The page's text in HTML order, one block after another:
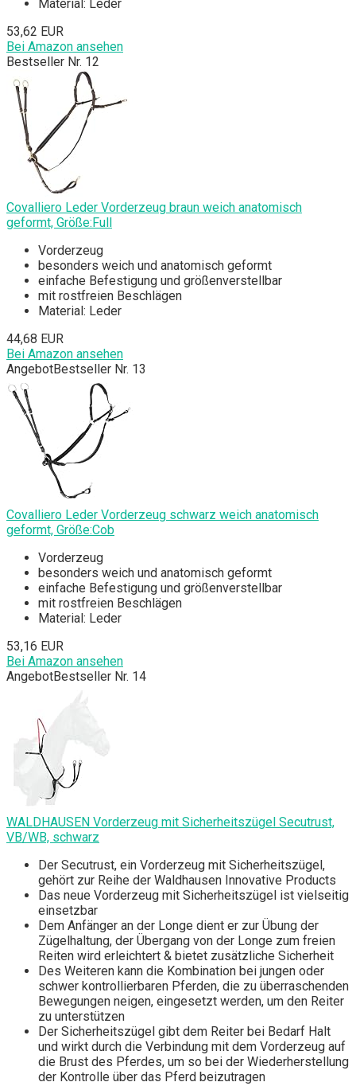
Material: Leder
53,62 EUR
Bei Amazon ansehen
Bestseller Nr. 12
Covalliero Leder Vorderzeug braun weich anatomisch
geformt, Größe:Full
Vorderzeug
besonders weich und anatomisch geformt
einfache Befestigung und größenverstellbar
mit rostfreien Beschlägen
Material: Leder
44,68 EUR
Bei Amazon ansehen
AngebotBestseller Nr. 13
Covalliero Leder Vorderzeug schwarz weich anatomisch
geformt, Größe:Cob
Vorderzeug
besonders weich und anatomisch geformt
einfache Befestigung und größenverstellbar
mit rostfreien Beschlägen
Material: Leder
53,16 EUR
Bei Amazon ansehen
AngebotBestseller Nr. 14
WALDHAUSEN Vorderzeug mit Sicherheitszügel Secutrust,
VB/WB, schwarz
Der Secutrust, ein Vorderzeug mit Sicherheitszügel,
gehört zur Reihe der Waldhausen Innovative Products
Das neue Vorderzeug mit Sicherheitszügel ist vielseitig
einsetzbar
Dem Anfänger an der Longe dient er zur Übung der
Zügelhaltung, der Übergang von der Longe zum freien
Reiten wird erleichtert & bietet zusätzliche Sicherheit
Des Weiteren kann die Kombination bei jungen oder
schwer kontrollierbaren Pferden, die zu überraschenden
Bewegungen neigen, eingesetzt werden, um den Reiter
zu unterstützen
Der Sicherheitszügel gibt dem Reiter bei Bedarf Halt
und wirkt durch die Verbindung mit dem Vorderzeug auf
die Brust des Pferdes, um so bei der Wiederherstellung
der Kontrolle über das Pferd beizutragen